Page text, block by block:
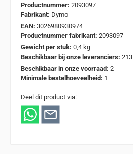
Productnummer: 2093097
Fabrikant: Dymo
EAN: 3026980930974
Productnummer fabrikant: 2093097
Gewicht per stuk: 0,4 kg
Beschikbaar bij onze leveranciers: 213
Beschikbaar in onze voorraad: 2
Minimale bestelhoeveelheid: 1
Deel dit product via: